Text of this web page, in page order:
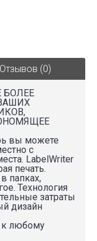
Отзывов (0)
БОЛЕЕ
вы можете
с
LabelWriter
печать.
папках,
Технология
затраты
дизайн
к любому